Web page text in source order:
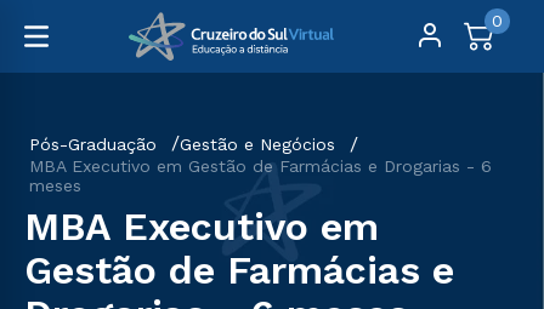
0
Pós-Graduação
Gestão e Negócios
MBA Executivo em Gestão de Farmácias e Drogarias - 6
meses
MBA Executivo em
Gestão de Farmácias e